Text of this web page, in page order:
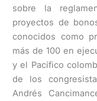
sobre la
proyectos de
conocidos como
más de 100 en
y el Pacífico
de los
Andrés